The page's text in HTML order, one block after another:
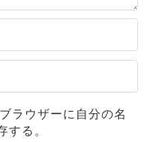
ラウザーに自分の名
する。